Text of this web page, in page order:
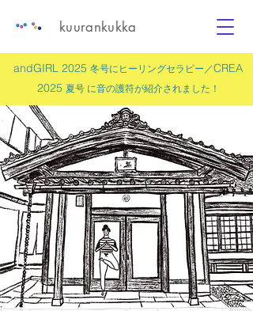
andGIRL 2025 冬号にヒーリングセラピー／CREA
2025 夏号 に音の護符が紹介されました！
kuurankukka